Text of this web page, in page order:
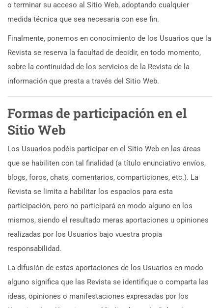
o terminar su acceso al Sitio Web, adoptando cualquier
medida técnica que sea necesaria con ese fin.
Finalmente, ponemos en conocimiento de los Usuarios que la
Revista se reserva la facultad de decidir, en todo momento,
sobre la continuidad de los servicios de la Revista de la
información que presta a través del Sitio Web.
Formas de participación en el
Sitio Web
Los Usuarios podéis participar en el Sitio Web en las áreas
que se habiliten con tal finalidad (a título enunciativo envíos,
blogs, foros, chats, comentarios, comparticiones, etc.). La
Revista se limita a habilitar los espacios para esta
participación, pero no participará en modo alguno en los
mismos, siendo el resultado meras aportaciones u opiniones
realizadas por los Usuarios bajo vuestra propia
responsabilidad.
La difusión de estas aportaciones de los Usuarios en modo
alguno significa que las Revista se identifique o comparta las
ideas, opiniones o manifestaciones expresadas por los